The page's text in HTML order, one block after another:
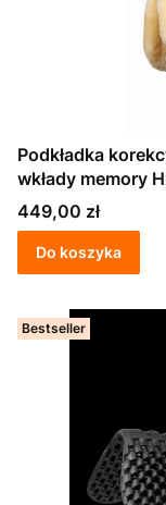
Podkładka
wkłady memory
Cena
449,00 zł
Do koszyka
Bestseller